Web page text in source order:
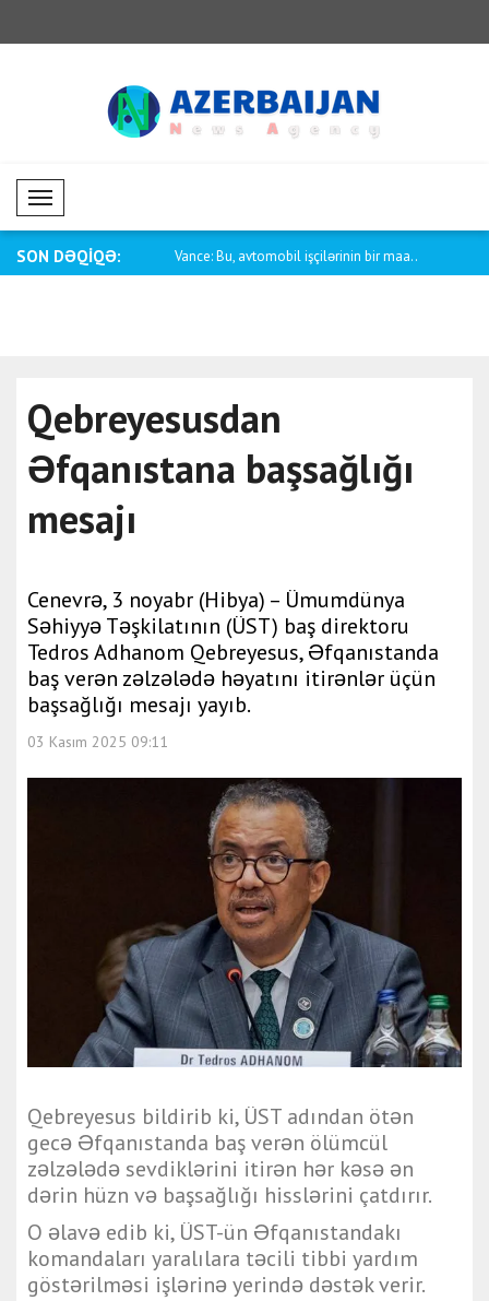
Mobil Menü
SON DƏQİQƏ:
işçilərinin bir maa.. Pakistanın xarici işlər naziri Dar İorda..
Qebreyesusdan
Əfqanıstana başsağlığı
mesajı
Cenevrə, 3 noyabr (Hibya) – Ümumdünya
Səhiyyə Təşkilatının (ÜST) baş direktoru
Tedros Adhanom Qebreyesus, Əfqanıstanda
baş verən zəlzələdə həyatını itirənlər üçün
başsağlığı mesajı yayıb.
03 Kasım 2025 09:11
Qebreyesus bildirib ki, ÜST adından ötən
gecə Əfqanıstanda baş verən ölümcül
zəlzələdə sevdiklərini itirən hər kəsə ən
dərin hüzn və başsağlığı hisslərini çatdırır.
O əlavə edib ki, ÜST-ün Əfqanıstandakı
komandaları yaralılara təcili tibbi yardım
göstərilməsi işlərinə yerində dəstək verir.